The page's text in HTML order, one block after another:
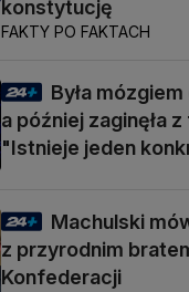
konstytucję
FAKTY PO FAKTACH
Była
a później zaginęła
"Istnieje jeden
Machulski
z przyrodnim
Konfederacji